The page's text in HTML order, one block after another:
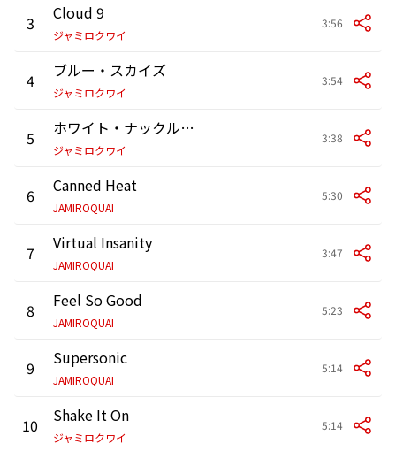
3 Cloud 9
ジャミロクワイ
3:56
4 ブルー・スカイズ
ジャミロクワイ
3:54
5 ホワイト・ナックル・ライド
ジャミロクワイ
3:38
6 Canned Heat
JAMIROQUAI
5:30
7 Virtual Insanity
JAMIROQUAI
3:47
8 Feel So Good
JAMIROQUAI
5:23
9 Supersonic
JAMIROQUAI
5:14
10 Shake It On
ジャミロクワイ
5:14